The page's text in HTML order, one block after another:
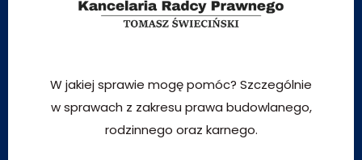
W jakiej sprawie mogę pomóc? Szczególnie
w sprawach z zakresu prawa budowlanego,
rodzinnego oraz karnego.